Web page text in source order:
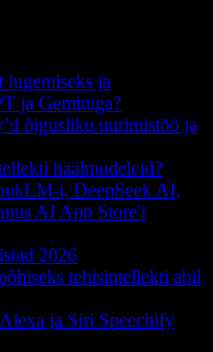
ja
ja Geminiga?
õigusliku uurimistöö ja
häälmudeleid?
i, DeepSeek AI,
AI App Store'i
2026
tehisintellekti abil
ja Siri Speechify